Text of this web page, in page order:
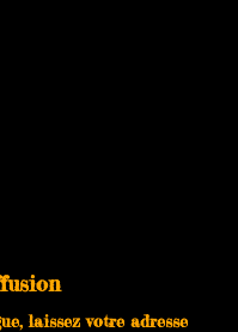
laissez votre adresse